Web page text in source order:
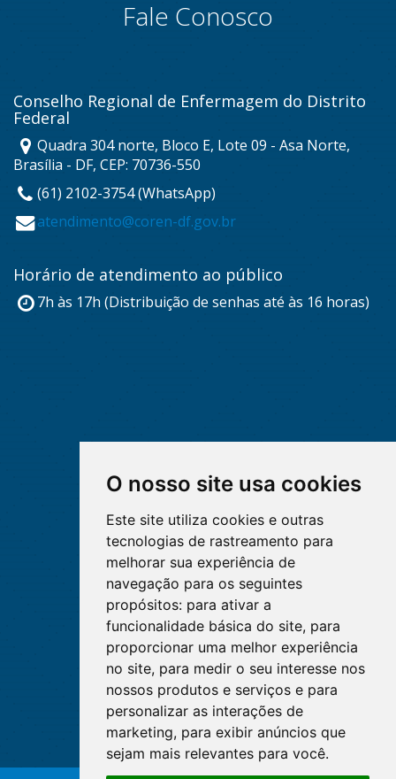
O nosso site usa cookies
Este site utiliza cookies e outras
tecnologias de rastreamento para
melhorar sua experiência de
navegação para os seguintes
propósitos: para ativar a
funcionalidade básica do site, para
proporcionar uma melhor experiência
no site, para medir o seu interesse nos
nossos produtos e serviços e para
personalizar as interações de
marketing, para exibir anúncios que
sejam mais relevantes para você.
Fale Conosco
Conselho Regional de Enfermagem do Distrito
Federal
Quadra 304 norte, Bloco E, Lote 09 - Asa Norte,
Brasília - DF, CEP: 70736-550
(61) 2102-3754 (WhatsApp)
atendimento@coren-df.gov.br
Horário de atendimento ao público
7h às 17h (Distribuição de senhas até às 16 horas)